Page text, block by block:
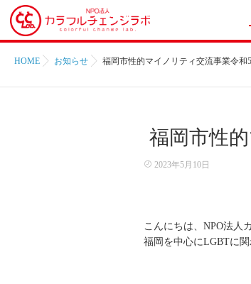
HOME お知らせ 福岡市性的マイノリティ交流事業令
福岡市性
2023年5月10日
こんにちは、NPO法人
福岡を中心にLGBTに